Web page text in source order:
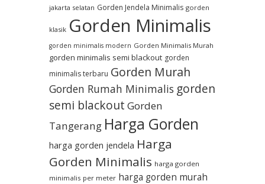
jakarta selatan Gorden Jendela Minimalis gorden
klasik Gorden Minimalis
gorden minimalis modern Gorden Minimalis Murah
gorden minimalis semi blackout gorden
minimalis terbaru Gorden Murah
Gorden Rumah Minimalis gorden
semi blackout Gorden
Tangerang Harga Gorden
harga gorden jendela Harga
Gorden Minimalis harga gorden
minimalis per meter harga gorden murah